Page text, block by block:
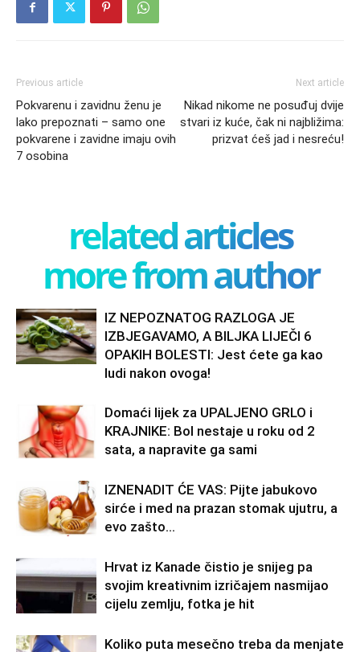
Previous article
Pokvarenu i zavidnu ženu je
lako prepoznati – samo one
pokvarene i zavidne imaju ovih
7 osobina
Next article
Nikad nikome ne posuđuj dvije
stvari iz kuće, čak ni najbližima:
prizvat ćeš jad i nesreću!
related articles
more from author
IZ NEPOZNATOG RAZLOGA JE
IZBJEGAVAMO, A BILJKA LIJEČI 6
OPAKIH BOLESTI: Jest ćete ga kao
ludi nakon ovoga!
Domaći lijek za UPALJENO GRLO i
KRAJNIKE: Bol nestaje u roku od 2
sata, a napravite ga sami
IZNENADIT ĆE VAS: Pijte jabukovo
sirće i med na prazan stomak ujutru, a
evo zašto…
Hrvat iz Kanade čistio je snijeg pa
svojim kreativnim izričajem nasmijao
cijelu zemlju, fotka je hit
Koliko puta mesečno treba da menjate